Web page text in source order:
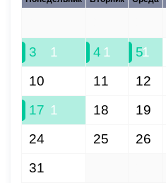
3 1 4 1 51
10 11 12
17 1 18 19
24 25 26
31